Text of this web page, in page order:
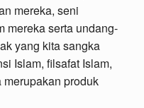
mereka, seni
mereka serta undang-
yang kita sangka
Islam, filsafat Islam,
produk